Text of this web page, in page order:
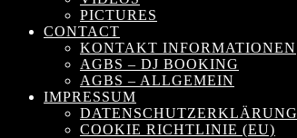
PICTURES
CONTACT
KONTAKT INFORMATIONEN
AGBS – DJ BOOKING
AGBS – ALLGEMEIN
IMPRESSUM
DATENSCHUTZERKLÄRUNG
COOKIE RICHTLINIE (EU)